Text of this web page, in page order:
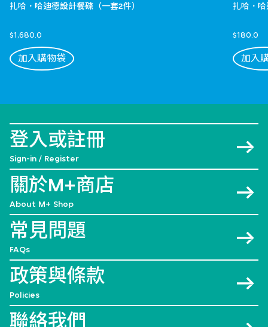
扎哈．哈迪德設計餐碟（一套2件）
$1,680.0
加入購物袋
扎哈．
$180.0
加入
登入或註冊
Sign-in / Register
關於M+商店
About M+ Shop
常見問題
FAQs
政策與條款
Policies
聯絡我們